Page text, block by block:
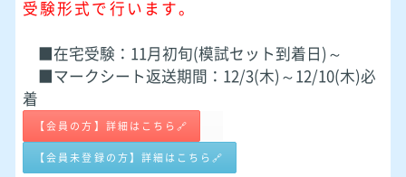
受験形式で行います。
■在宅受験：11月初旬(模試セット到着日)～
■マークシート返送期間：12/3(木)～12/10(木)必
着
【会員の方】詳細はこちら🔗
【会員未登録の方】詳細はこちら🔗